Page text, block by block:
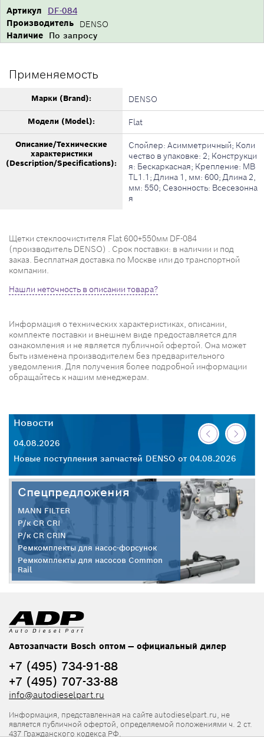
Производитель DENSO
Артикул DF-084
Наличие По запросу
Применяемость
Марки (Brand): DENSO
Модели (Model): Flat
Описание/Технические
характеристики
(Description/Specifications):
Спойлер: Асимметричный; Коли
чество в упаковке: 2; Конструкци
я: Бескаркасная; Крепление: MB
TL1.1; Длина 1, мм: 600; Длина 2,
мм: 550; Сезонность: Всесезонна
я
Щетки стеклоочистителя Flat 600+550мм DF-084
(производитель DENSO) . Срок поставки: в наличии и под
заказ. Бесплатная доставка по Москве или до транспортной
компании.
Нашли неточность в описании товара?
Информация о технических характеристиках, описании,
комплекте поставки и внешнем виде предоставляется для
ознакомления и не является публичной офертой. Она может
быть изменена производителем без предварительного
уведомления. Для получения более подробной информации
обращайтесь к нашим менеджерам.
Новости
04.08.2026
Новые поступления запчастей DENSO от 04.08.2026
Спецпредложения
MANN FILTER
Р/к CR CRI
Р/к CR CRIN
Ремкомплекты для насос-форсунок
Ремкомплекты для насосов Common
Rail
Автозапчасти Bosch оптом — официальный дилер
+7 (495) 734-91-88
+7 (495) 707-33-88
info@autodieselpart.ru
Информация, представленная на сайте autodieselpart.ru, не
является публичной офертой, определяемой положениями ч. 2 ст.
437 Гражданского кодекса РФ.